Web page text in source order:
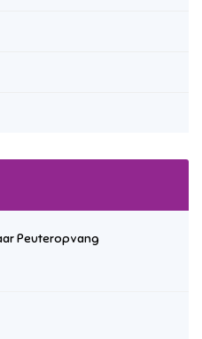
Peuteropvang